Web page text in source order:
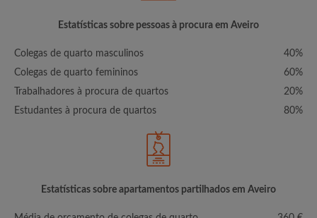
Estatísticas sobre pessoas à procura em Aveiro
Colegas de quarto masculinos
40%
Colegas de quarto femininos
60%
Trabalhadores à procura de quartos
20%
Estudantes à procura de quartos
80%
Estatísticas sobre apartamentos partilhados em Aveiro